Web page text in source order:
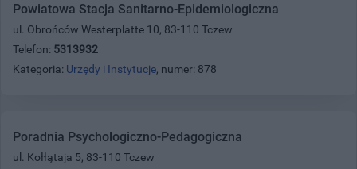
Powiatowa Stacja Sanitarno-Epidemiologiczna
ul. Obrońców Westerplatte 10, 83-110 Tczew
Telefon: 5313932
Kategoria: Urzędy i Instytucje, numer: 878
Poradnia Psychologiczno-Pedagogiczna
ul. Kołłątaja 5, 83-110 Tczew